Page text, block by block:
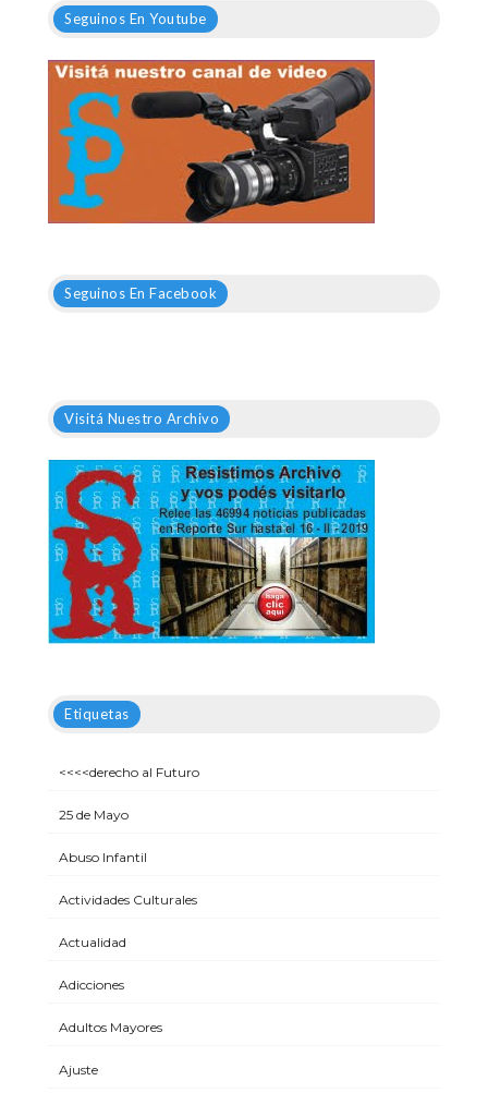
Seguinos En Youtube
Seguinos En Facebook
Visitá Nuestro Archivo
Etiquetas
<<<<derecho al Futuro
25 de Mayo
Abuso Infantil
Actividades Culturales
Actualidad
Adicciones
Adultos Mayores
Ajuste